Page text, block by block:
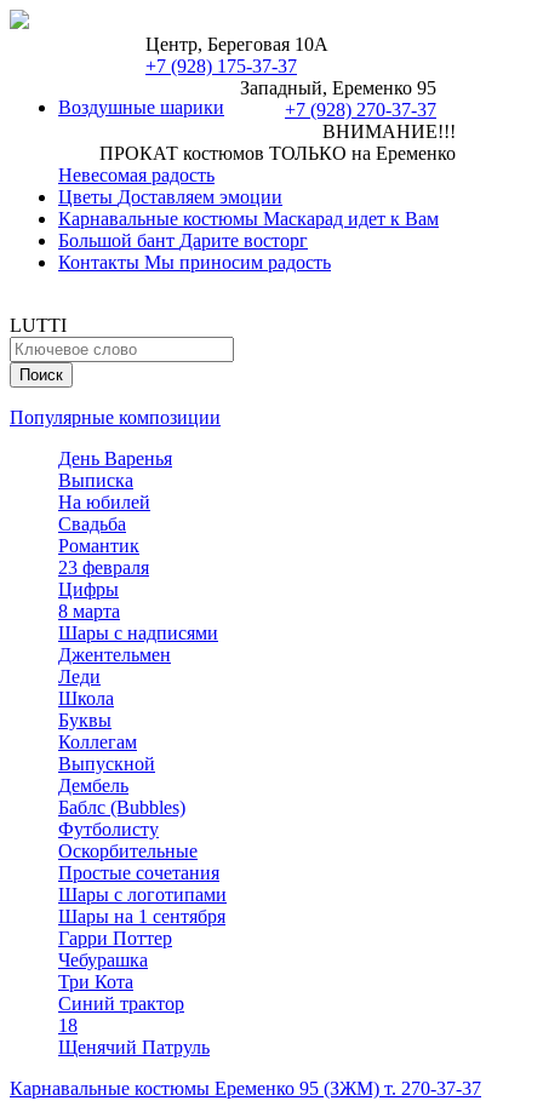
Центр, Береговая 10А
+7 (928) 175-37-37
Западный, Еременко 95
+7 (928) 270-37-37
ВНИМАНИЕ!!!
ПРОКАТ костюмов ТОЛЬКО на Еременко
Воздушные шарики
Невесомая радость
Цветы Доставляем эмоции
Карнавальные костюмы Маскарад идет к Вам
Большой бант Дарите восторг
Контакты Мы приносим радость
LUTTI
Популярные композиции
День Варенья
Выписка
На юбилей
Свадьба
Романтик
23 февраля
Цифры
8 марта
Шары с надписями
Джентельмен
Леди
Школа
Буквы
Коллегам
Выпускной
Дембель
Баблс (Bubbles)
Футболисту
Оскорбительные
Простые сочетания
Шары с логотипами
Шары на 1 сентября
Гарри Поттер
Чебурашка
Три Кота
Синий трактор
18
Щенячий Патруль
Карнавальные костюмы Еременко 95 (ЗЖМ) т. 270-37-37